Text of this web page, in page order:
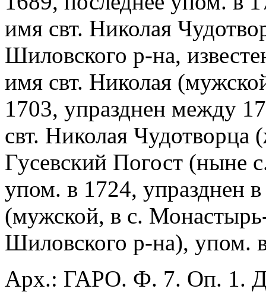
имя свт. Николая
Шиловского р-на,
имя свт. Николая
1703, упразднен между
свт. Николая Чудотворца
Гусевский Погост (ныне
упом. в 1724, упразднен
(мужской, в с.
Шиловского р-на), упом.
Арх.: ГАРО. Ф. 7. Оп. 1.